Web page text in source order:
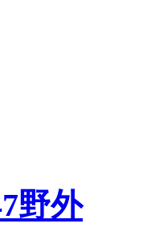
野外